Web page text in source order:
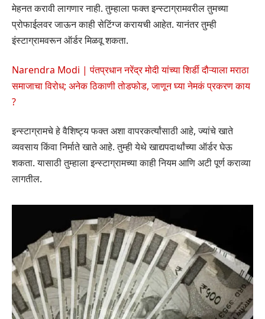
मेहनत करावी लागणार नाही. तुम्हाला फक्त इन्स्टाग्रामवरील तुमच्या
प्रोफाईलवर जाऊन काही सेटिंग्ज करायची आहेत. यानंतर तुम्ही
इंस्टाग्रामवरून ऑर्डर मिळवू शकता.
Narendra Modi | पंतप्रधान नरेंद्र मोदी यांच्या शिर्डी दौऱ्याला मराठा
समाजाचा विरोध; अनेक ठिकाणी तोडफोड, जाणून घ्या नेमकं प्रकरण काय
?
इन्स्टाग्रामचे हे वैशिष्ट्य फक्त अशा वापरकर्त्यांसाठी आहे, ज्यांचे खाते
व्यवसाय किंवा निर्माते खाते आहे. तुम्ही येथे खाद्यपदार्थांच्या ऑर्डर घेऊ
शकता. यासाठी तुम्हाला इन्स्टाग्रामच्या काही नियम आणि अटी पूर्ण कराव्या
लागतील.